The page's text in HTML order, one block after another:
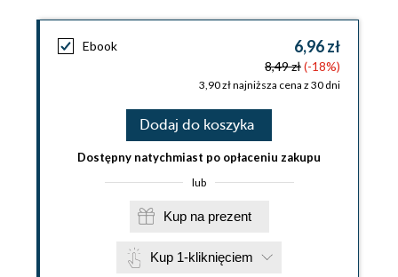
Ebook 6,96 zł
8,49 zł(-18%)
3,90 zł najniższa cena z 30 dni
Dodaj do koszyka
Dostępny natychmiast po opłaceniu zakupu
lub
Kup na prezent
Kup 1-kliknięciem